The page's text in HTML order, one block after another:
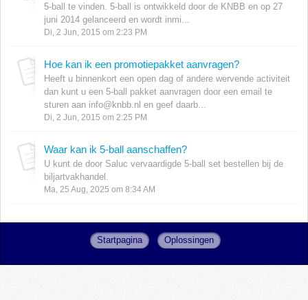
5-ball te vinden. 5-ball is ontwikkeld door de KNBB en op 27
juni 2014 gelanceerd en wordt inmi...
Di, 2 Jun, 2015 om 2:23 PM
Hoe kan ik een promotiepakket aanvragen?
Heeft u binnenkort een open dag of andere wervende activiteit
dan kunt u een 5-ball pakket aanvragen door een email te
sturen aan info@knbb.nl en geef daarb...
Di, 2 Jun, 2015 om 2:25 PM
Waar kan ik 5-ball aanschaffen?
U kunt de door Saluc vervaardigde 5-ball set bestellen bij de
biljartvakhandel.
Ma, 25 Aug, 2025 om 8:34 AM
Startpagina Oplossingen